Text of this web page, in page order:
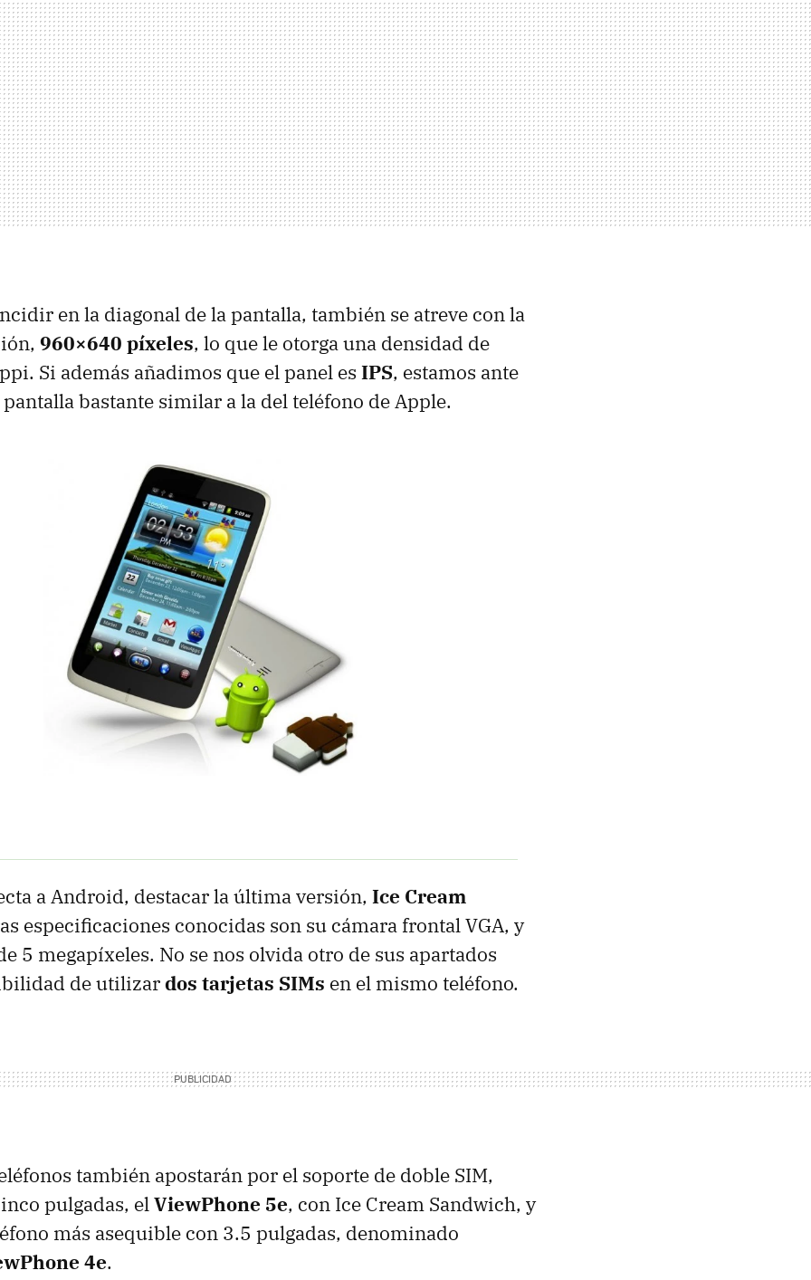
en la diagonal de la pantalla, también se atreve con la
960×640 píxeles, lo que le otorga una densidad de
Si además añadimos que el panel es IPS, estamos ante
bastante similar a la del teléfono de Apple.
a Android, destacar la última versión, Ice Cream
especificaciones conocidas son su cámara frontalVGA, y
5 megapíxeles. No se nos olvida otro de sus apartados
de utilizardos tarjetas SIMs en el mismo teléfono.
también apostarán por el soporte de doble SIM,
pulgadas, elViewPhone 5e, con Ice Cream Sandwich, y
más asequible con 3.5 pulgadas, denominado
4e.